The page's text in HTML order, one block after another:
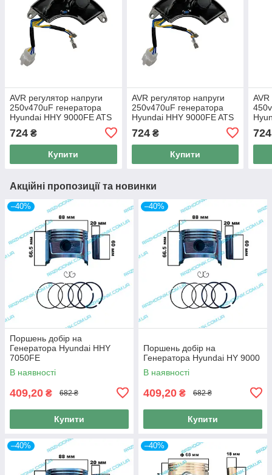
AVR регулятор напруги
250v470uF генератора
Hyundai HHY 9000FE ATS
724 ₴
Купити
AVR регулятор напруги
250v470uF генератора
Hyundai HHY 9000FE ATS
724₴
Купити
AVR
724
Акційні пропозиції та новинки
–40%
Поршень добір на
Генератора Hyundai HHY
7050FE
В наявності
409,20 ₴ 682 ₴
Купити
–40%
Поршень добір на
Генератора Hyundai HY 9000
В наявності
409,20 ₴ 682 ₴
Купити
–40% –40%